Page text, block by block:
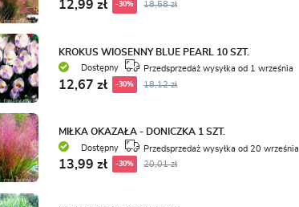
-30% 18,58 zł
12,99 zł
KROKUS WIOSENNY BLUE PEARL 10 SZT.
Dostępny Przedsprzedaż wysyłka od 1 września
-30% 18,12 zł
12,67 zł
MIŁKA OKAZAŁA - DONICZKA 1 SZT.
Dostępny Przedsprzedaż wysyłka od 20 września
-30% 20,01 zł
13,99 zł